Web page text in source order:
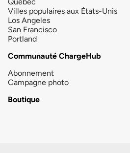
Villes populaires aux États-Unis
Los Angeles
San Francisco
Portland
Communauté ChargeHub
Abonnement
Campagne photo
Boutique